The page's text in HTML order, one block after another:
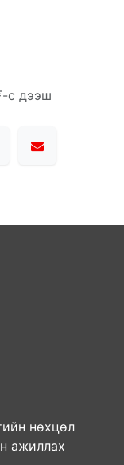
с дээш
нөхцөл
ажиллах